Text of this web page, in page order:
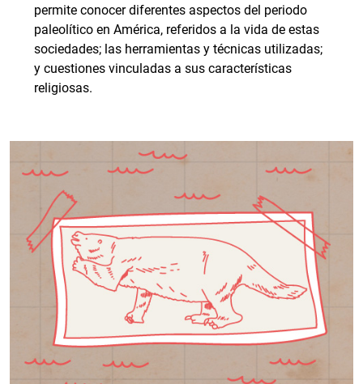
permite conocer diferentes aspectos del periodo
paleolítico en América, referidos a la vida de estas
sociedades; las herramientas y técnicas utilizadas;
y cuestiones vinculadas a sus características
religiosas.